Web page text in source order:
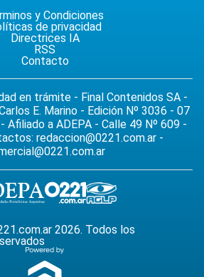
y Condiciones
de privacidad
Directrices IA
RSS
Contacto
en trámite - Final Contenidos SA -
E. Marino - Edición Nº 3036 - 07
a ADEPA - Calle 49 Nº 609 -
redaccion@0221.com.ar -
2026. Todos los